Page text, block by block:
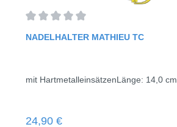
NADELHALTER MATHIEU TC
mit HartmetalleinsätzenLänge: 14,0 cm
Regulärer Preis:
24,90 €